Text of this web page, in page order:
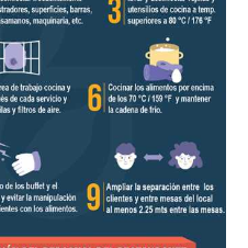
Restaurantes
Menus